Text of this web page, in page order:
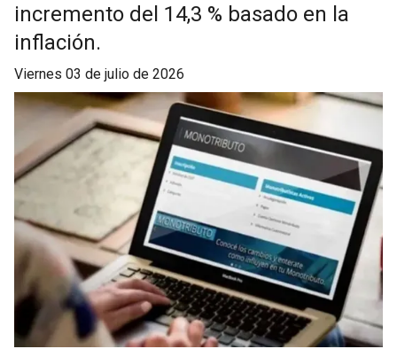
incremento del 14,3 % basado en la
inflación.
viernes 03 de julio de 2026